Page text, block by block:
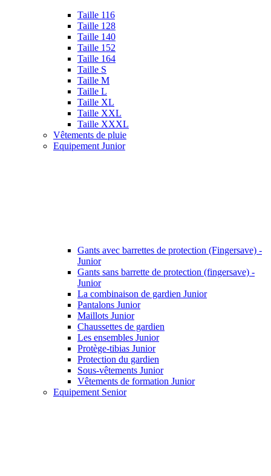
Taille 116
Taille 128
Taille 140
Taille 152
Taille 164
Taille S
Taille M
Taille L
Taille XL
Taille XXL
Taille XXXL
Vêtements de pluie
Equipement Junior
Gants avec barrettes de protection (Fingersave) -
Junior
Gants sans barrette de protection (fingersave) -
Junior
La combinaison de gardien Junior
Pantalons Junior
Maillots Junior
Chaussettes de gardien
Les ensembles Junior
Protège-tibias Junior
Protection du gardien
Sous-vêtements Junior
Vêtements de formation Junior
Equipement Senior